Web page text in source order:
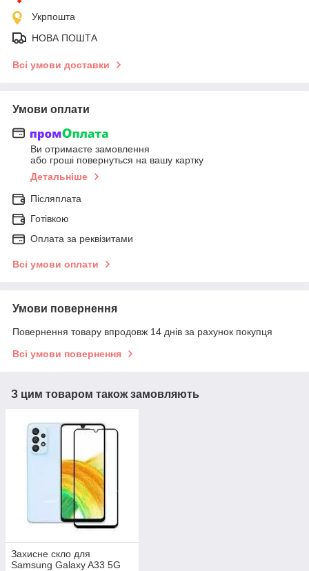
Укрпошта
НОВА ПОШТА
Всі умови доставки
Умови оплати
Ви отримаєте замовлення
або гроші повернуться на вашу картку
Детальніше
Післяплата
Готівкою
Оплата за реквізитами
Всі умови оплати
Умови повернення
Повернення товару впродовж 14 днів за рахунок покупця
Всі умови повернення
З цим товаром також замовляють
Захисне скло для
Samsung Galaxy A33 5G